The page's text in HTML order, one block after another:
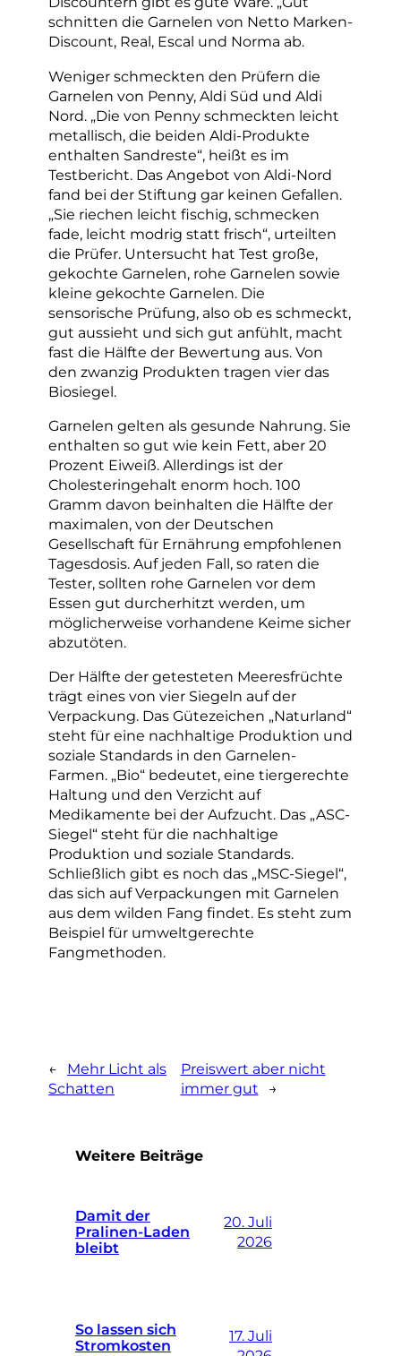
schnitten die Garnelen von Netto Marken-
Discount, Real, Escal und Norma ab.
Weniger schmeckten den Prüfern die
Garnelen von Penny, Aldi Süd und Aldi
Nord. „Die von Penny schmeckten leicht
metallisch, die beiden Aldi-Produkte
enthalten Sandreste“, heißt es im
Testbericht. Das Angebot von Aldi-Nord
fand bei der Stiftung gar keinen Gefallen.
„Sie riechen leicht fischig, schmecken
fade, leicht modrig statt frisch“, urteilten
die Prüfer. Untersucht hat Test große,
gekochte Garnelen, rohe Garnelen sowie
kleine gekochte Garnelen. Die
sensorische Prüfung, also ob es schmeckt,
gut aussieht und sich gut anfühlt, macht
fast die Hälfte der Bewertung aus. Von
den zwanzig Produkten tragen vier das
Biosiegel.
Garnelen gelten als gesunde Nahrung. Sie
enthalten so gut wie kein Fett, aber 20
Prozent Eiweiß. Allerdings ist der
Cholesteringehalt enorm hoch. 100
Gramm davon beinhalten die Hälfte der
maximalen, von der Deutschen
Gesellschaft für Ernährung empfohlenen
Tagesdosis. Auf jeden Fall, so raten die
Tester, sollten rohe Garnelen vor dem
Essen gut durcherhitzt werden, um
möglicherweise vorhandene Keime sicher
abzutöten.
Der Hälfte der getesteten Meeresfrüchte
trägt eines von vier Siegeln auf der
Verpackung. Das Gütezeichen „Naturland“
steht für eine nachhaltige Produktion und
soziale Standards in den Garnelen-
Farmen. „Bio“ bedeutet, eine tiergerechte
Haltung und den Verzicht auf
Medikamente bei der Aufzucht. Das „ASC-
Siegel“ steht für die nachhaltige
Produktion und soziale Standards.
Schließlich gibt es noch das „MSC-Siegel“,
das sich auf Verpackungen mit Garnelen
aus dem wilden Fang findet. Es steht zum
Beispiel für umweltgerechte
Fangmethoden.
←
Mehr Licht als
Schatten
Preiswert aber nicht
immer gut
→
Weitere Beiträge
Damit der
Pralinen-Laden
bleibt
20. Juli
2026
So lassen sich
Stromkosten
17. Juli